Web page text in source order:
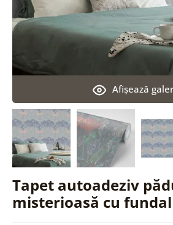
Tapet autoadeziv
misterioasă cu
Afişează